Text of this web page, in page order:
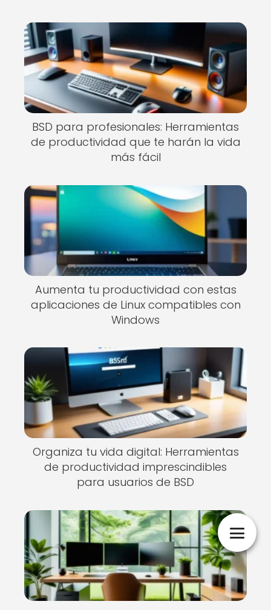
BSD para profesionales: Herramientas
de productividad que te harán la vida
más fácil
Aumenta tu productividad con estas
aplicaciones de Linux compatibles con
Windows
Organiza tu vida digital: Herramientas
de productividad imprescindibles
para usuarios de BSD